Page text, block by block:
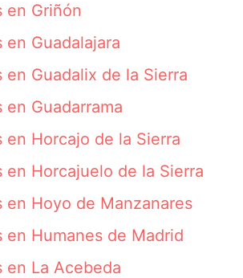
en Griñón
en Guadalajara
en Guadalix de la Sierra
en Guadarrama
en Horcajo de la Sierra
en Horcajuelo de la Sierra
en Hoyo de Manzanares
en Humanes de Madrid
en La Acebeda